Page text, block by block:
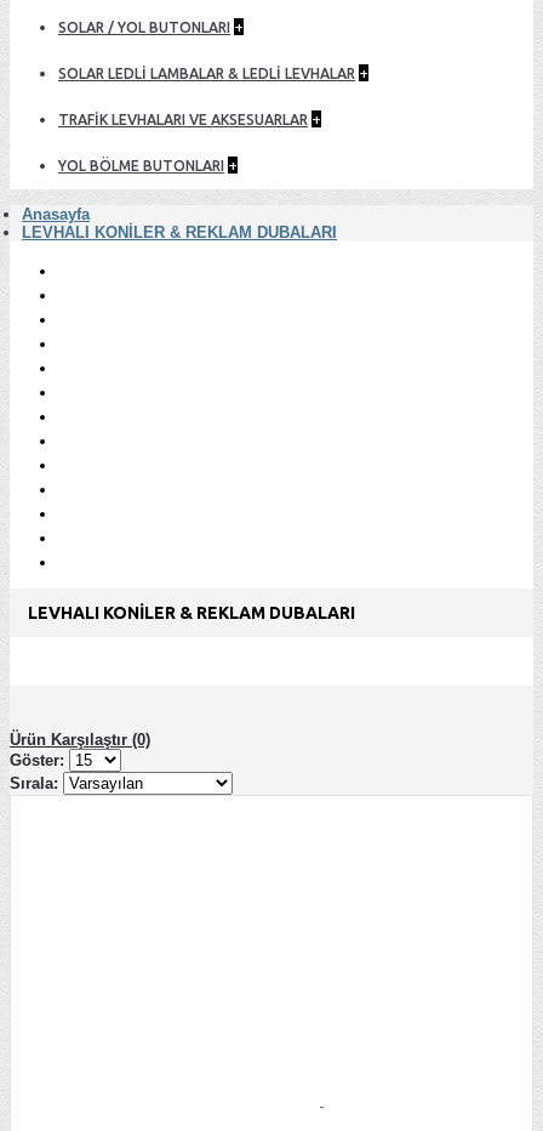
SOLAR / YOL BUTONLARI +
SOLAR LEDLİ LAMBALAR & LEDLİ LEVHALAR +
TRAFİK LEVHALARI VE AKSESUARLAR +
YOL BÖLME BUTONLARI +
Anasayfa
LEVHALI KONİLER & REKLAM DUBALARI
LEVHALI KONİLER & REKLAM DUBALARI
Ürün Karşılaştır (0)
Göster:
Sırala: